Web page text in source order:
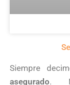
Siempre
asegurado.